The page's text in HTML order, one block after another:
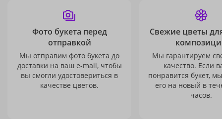
Фото букета перед
отправкой
Мы отправим фото букета до
доставки на ваш e-mail, чтобы
вы смогли удостовериться в
качестве цветов.
Свежие цветы
Мы гарантируем
качество. Если
понравится букет,
его на новый в
часов.